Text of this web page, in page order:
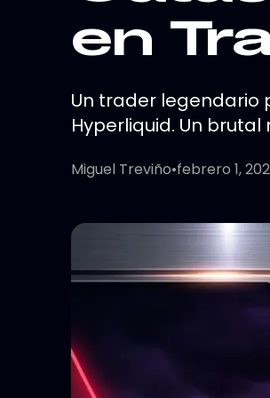
en
Un trader legendario
Hyperliquid. Un
Miguel Treviño•febrero 1,